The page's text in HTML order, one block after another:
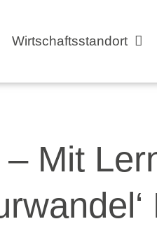
Wirtschaftsstandort
Mit